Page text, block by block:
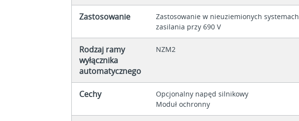
Zastosowanie
Zastosowanie w nieuziemionych systemach
zasilania przy 690 V
Rodzaj ramy
wyłącznika
automatycznego
NZM2
Cechy
Opcjonalny napęd silnikowy
Moduł ochronny